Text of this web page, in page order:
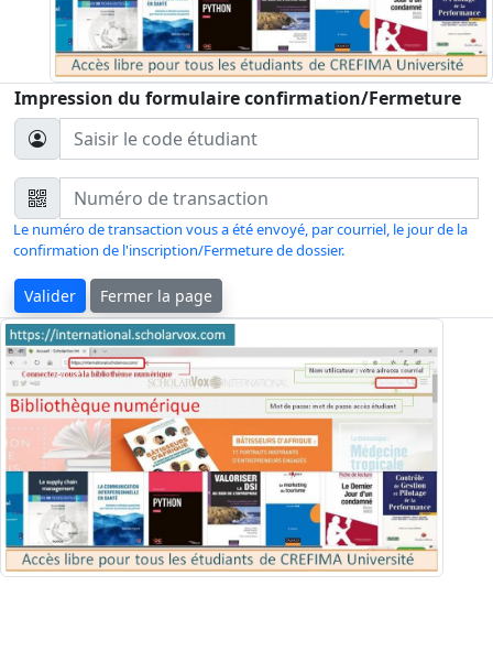
Impression du formulaire confirmation/Fermeture
Le numéro de transaction vous a été envoyé, par courriel, le jour de la
confirmation de l'inscription/Fermeture de dossier.
Valider Fermer la page